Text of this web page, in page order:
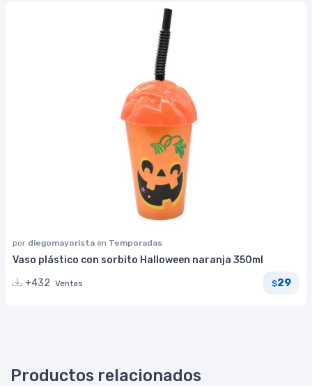
por diegomayorista en Temporadas
Vaso plástico con sorbito Halloween naranja 350ml
+432 Ventas $29
Productos relacionados